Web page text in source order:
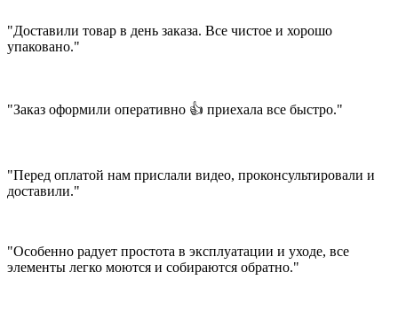
"Доставили товар в день заказа. Все чистое и хорошо
упаковано."
"Заказ оформили оперативно 👍 приехала все быстро."
"Перед оплатой нам прислали видео, проконсультировали и
доставили."
"Особенно радует простота в эксплуатации и уходе, все
элементы легко моются и собираются обратно."